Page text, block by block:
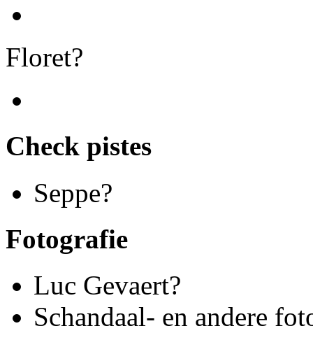
Floret?
Check pistes
Seppe?
Fotografie
Luc Gevaert?
Schandaal- en andere